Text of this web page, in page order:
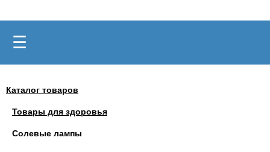
☰
Каталог товаров
Товары для здоровья
Солевые лампы